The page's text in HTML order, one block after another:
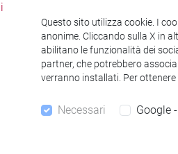
HOSEINI Gassid
Questo sito utilizza cookie. I
anonime. Cliccando sulla X in
abilitano le funzionalità dei
partner, che potrebbero
verranno installati. Per
Necessari Google